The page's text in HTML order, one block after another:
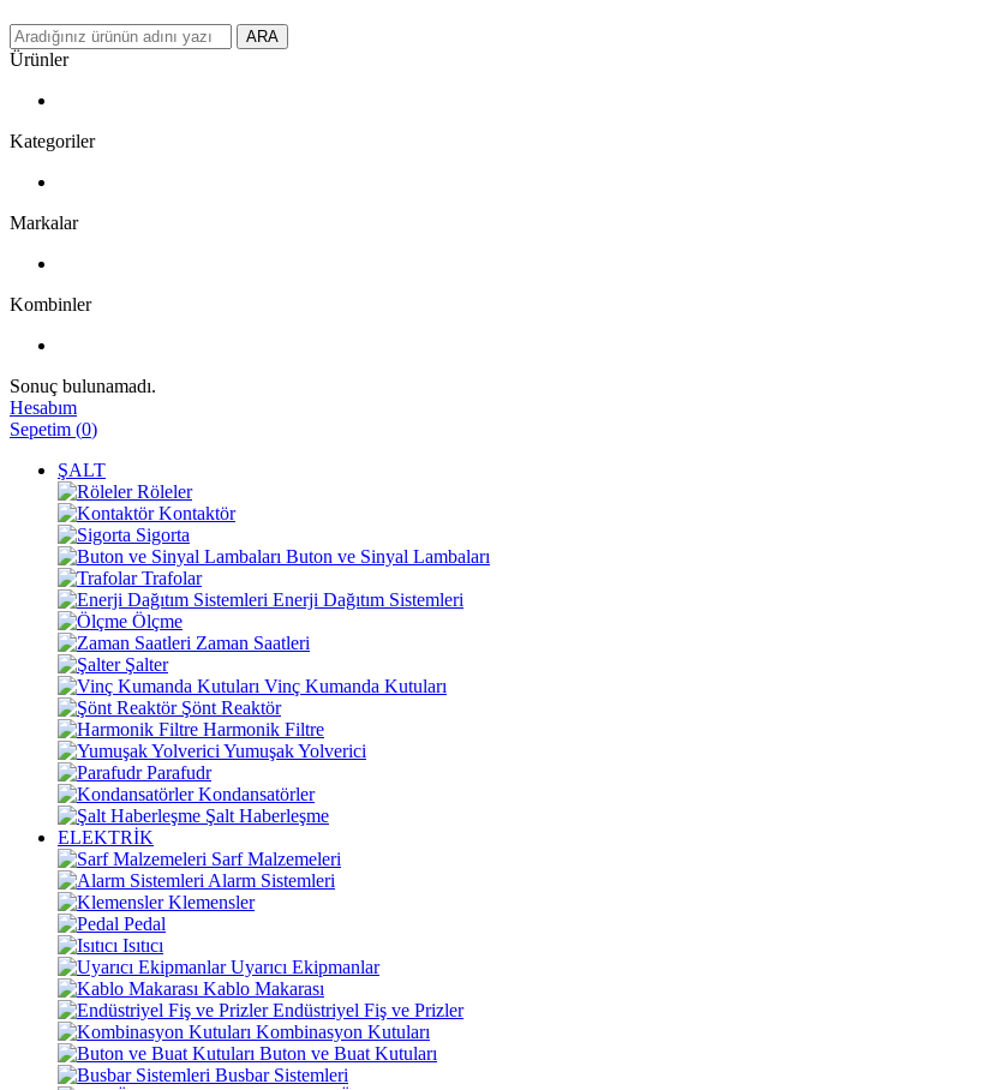
ARA
Ürünler
Kategoriler
Markalar
Kombinler
Sonuç bulunamadı.
Hesabım
Sepetim (0)
ŞALT
Röleler
Kontaktör
Sigorta
Buton ve Sinyal Lambaları
Trafolar
Enerji Dağıtım Sistemleri
Ölçme
Zaman Saatleri
Şalter
Vinç Kumanda Kutuları
Şönt Reaktör
Harmonik Filtre
Yumuşak Yolverici
Parafudr
Kondansatörler
Şalt Haberleşme
ELEKTRİK
Sarf Malzemeleri
Alarm Sistemleri
Klemensler
Pedal
Isıtıcı
Uyarıcı Ekipmanlar
Kablo Makarası
Endüstriyel Fiş ve Prizler
Kombinasyon Kutuları
Buton ve Buat Kutuları
Busbar Sistemleri